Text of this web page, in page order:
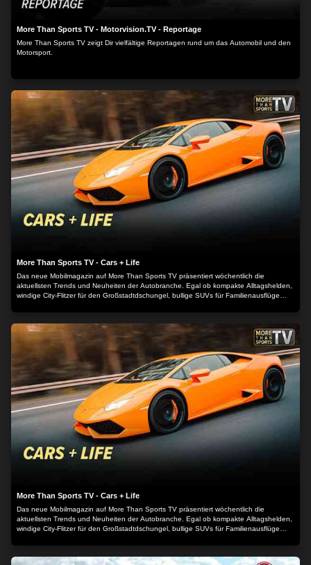
More Than Sports TV - Motorvision.TV - Reportage
More Than Sports TV zeigt Dir vielfältige Reportagen rund um das Automobil und den
Motorsport.
More Than Sports TV - Cars + Life
Das neue Mobilmagazin auf More Than Sports TV präsentiert wöchentlich die
aktuellsten Trends und Neuheiten der Autobranche. Egal ob kompakte Alltagshelden,
windige City-Flitzer für den Großstadtdschungel, bullige SUVs für Familienausflüge
auf Probefahrt durch die Welt der Automobilität von heute und morgen.
More Than Sports TV - Cars + Life
Das neue Mobilmagazin auf More Than Sports TV präsentiert wöchentlich die
aktuellsten Trends und Neuheiten der Autobranche. Egal ob kompakte Alltagshelden,
windige City-Flitzer für den Großstadtdschungel, bullige SUVs für Familienausflüge
auf Probefahrt durch die Welt der Automobilität von heute und morgen.